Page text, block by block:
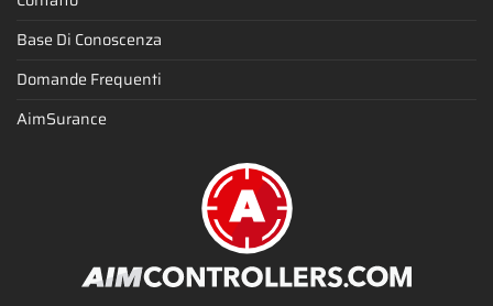
Base Di Conoscenza
Domande Frequenti
AimSurance